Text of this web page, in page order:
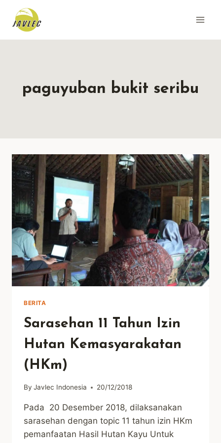
content
paguyuban bukit seribu
BERITA
Sarasehan 11 Tahun Izin
Hutan Kemasyarakatan
(HKm)
By Javlec Indonesia 20/12/2018
Pada 20 Desember 2018, dilaksanakan
sarasehan dengan topic 11 tahun izin HKm
pemanfaatan Hasil Hutan Kayu Untuk